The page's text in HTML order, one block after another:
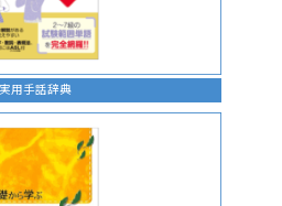
実用手話辞典